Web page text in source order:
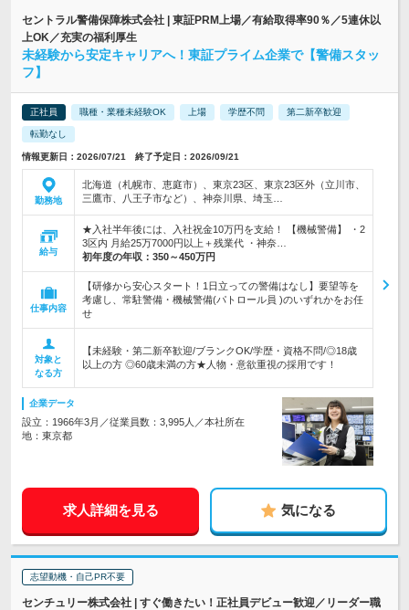
セントラル警備保障株式会社 | 東証PRM上場／有給取得率90％／5連休以
上OK／充実の福利厚生
未経験から安定キャリアへ！東証プライム企業で【警備スタッ
フ】
正社員 職種・業種未経験OK 上場 学歴不問 第二新卒歓迎
転勤なし
情報更新日：2026/07/21 終了予定日：2026/09/21
勤務地
北海道（札幌市、恵庭市）、東京23区、東京23区外（立川市、
三鷹市、八王子市など）、神奈川県、埼玉…
給与
★入社半年後には、入社祝金10万円を支給！ 【機械警備】 ・2
3区内 月給25万7000円以上＋残業代 ・神奈…
初年度の年収： 350～450万円
仕事内容
【研修から安心スタート！1日立っての警備はなし】要望等を
考慮し、常駐警備・機械警備(パトロール員 )のいずれかをお任
せ
対象と
なる方
【未経験・第二新卒歓迎/ブランクOK/学歴・資格不問/◎18歳
以上の方 ◎60歳未満の方★人物・意欲重視の採用です！
企業データ
設立：1966年3月／従業員数：3,995人／本社所在
地：東京都
求人詳細を見る 気になる
志望動機・自己PR不要
センチュリー株式会社 | すぐ働きたい！正社員デビュー歓迎／リーダー職